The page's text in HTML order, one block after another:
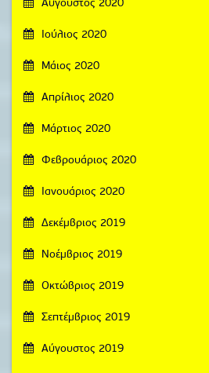
Αύγουστος 2020
Ιούλιος 2020
Μάιος 2020
Απρίλιος 2020
Μάρτιος 2020
Φεβρουάριος 2020
Ιανουάριος 2020
Δεκέμβριος 2019
Νοέμβριος 2019
Οκτώβριος 2019
Σεπτέμβριος 2019
Αύγουστος 2019